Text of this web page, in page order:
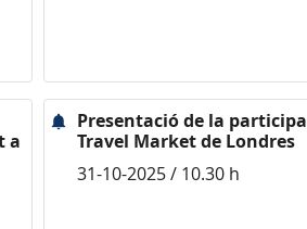
a
Presentació de la
Travel Market de Londres
31-10-2025 / 10.30 h